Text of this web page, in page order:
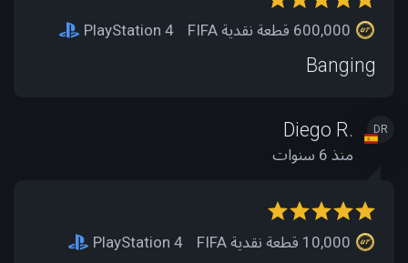
PlayStation 4
Banging
DR
Diego R.
منذ 6 سنوات
PlayStation 4